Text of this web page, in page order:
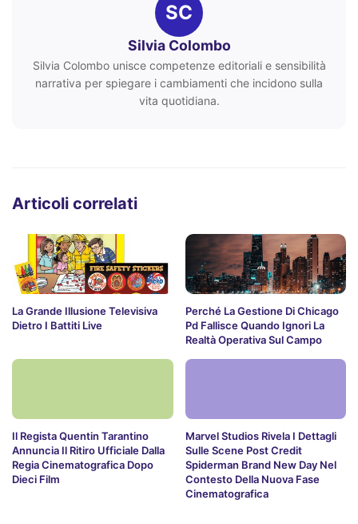
SC
Silvia Colombo
Silvia Colombo unisce competenze editoriali e sensibilità
narrativa per spiegare i cambiamenti che incidono sulla
vita quotidiana.
Articoli correlati
La Grande Illusione Televisiva
Dietro I Battiti Live
Perché La Gestione Di Chicago
Pd Fallisce Quando Ignori La
Realtà Operativa Sul Campo
Il Regista Quentin Tarantino
Annuncia Il Ritiro Ufficiale Dalla
Regia Cinematografica Dopo
Dieci Film
Marvel Studios Rivela I Dettagli
Sulle Scene Post Credit
Spiderman Brand New Day Nel
Contesto Della Nuova Fase
Cinematografica